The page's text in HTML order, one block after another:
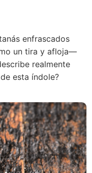
enfrascados
un tira y afloja—
realmente
esta índole?